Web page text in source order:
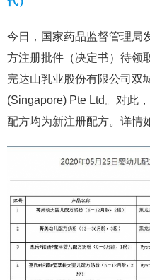
今日，国家药品监督管理局
方注册批件（决定书）待领
完达山乳业股份有限公司双
(Singapore) Pte Ltd。对此
配方均为新注册配方。详情